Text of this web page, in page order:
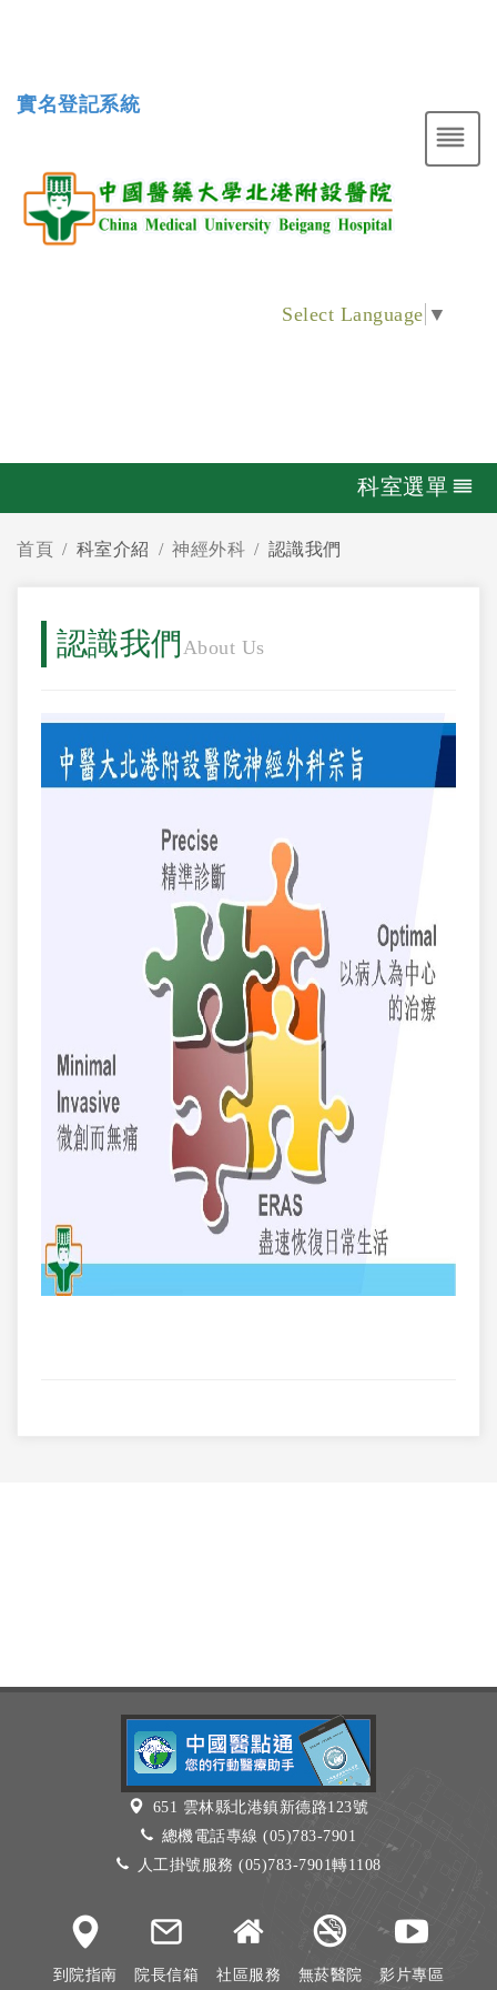
實名登記系統
Select Language ▼
科室選單
首頁 科室介紹 神經外科 認識我們
認識我們 About Us
651 雲林縣北港鎮新德路123號
總機電話專線 (05)783-7901
人工掛號服務 (05)783-7901轉1108
到院指南 院長信箱 社區服務 無菸醫院 影片專區